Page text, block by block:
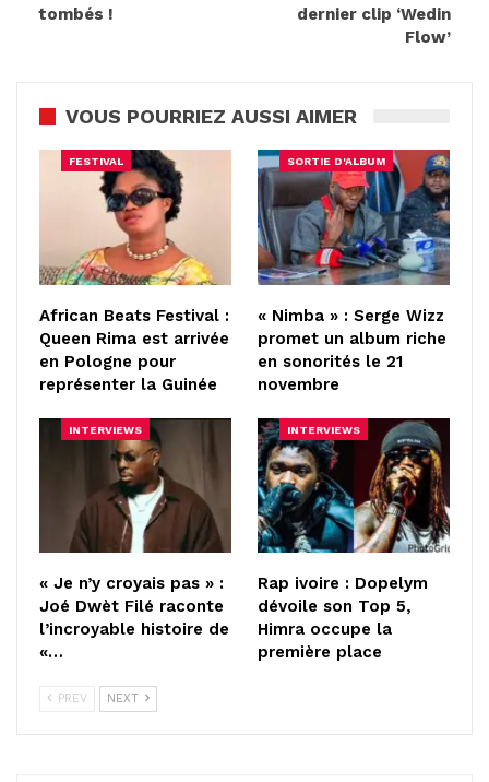
tombés !
dernier clip ‘Wedin
Flow’
VOUS POURRIEZ AUSSI AIMER
FESTIVAL
African Beats Festival :
Queen Rima est arrivée
en Pologne pour
représenter la Guinée
SORTIE D'ALBUM
« Nimba » : Serge Wizz
promet un album riche
en sonorités le 21
novembre
INTERVIEWS
« Je n’y croyais pas » :
Joé Dwèt Filé raconte
l’incroyable histoire de
«…
INTERVIEWS
Rap ivoire : Dopelym
dévoile son Top 5,
Himra occupe la
première place
PREV NEXT